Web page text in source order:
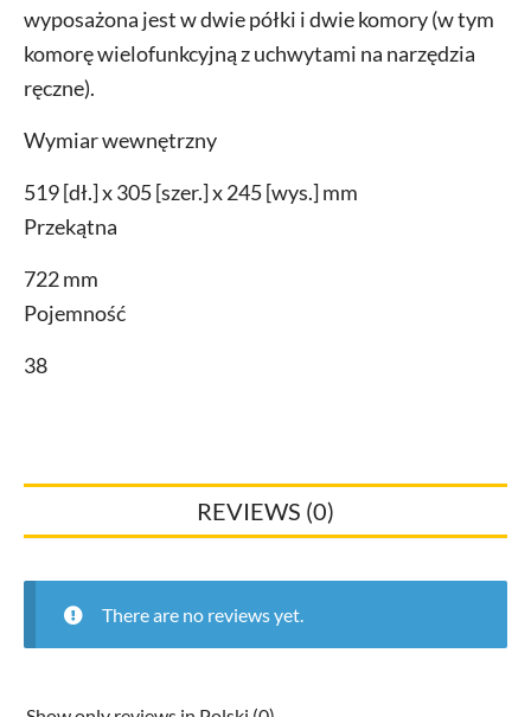
wyposażona jest w dwie półki i dwie komory (w tym
komorę wielofunkcyjną z uchwytami na narzędzia
ręczne).
Wymiar wewnętrzny
519 [dł.] x 305 [szer.] x 245 [wys.] mm
Przekątna
722 mm
Pojemność
38
REVIEWS (0)
There are no reviews yet.